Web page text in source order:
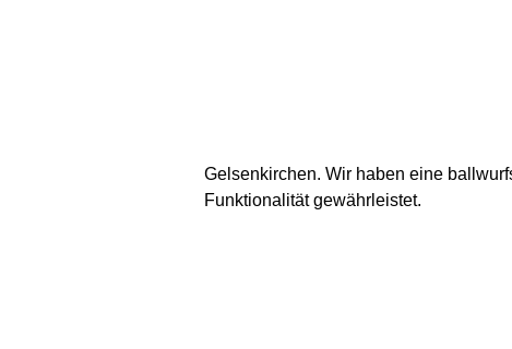
Gelsenkirchen. Wir haben eine
Funktionalität gewährleistet.